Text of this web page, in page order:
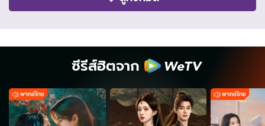
ซีรีส์ฮิตจาก